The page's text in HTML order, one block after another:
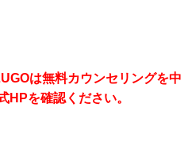
は無料カウンセリングを中
HPを確認ください。